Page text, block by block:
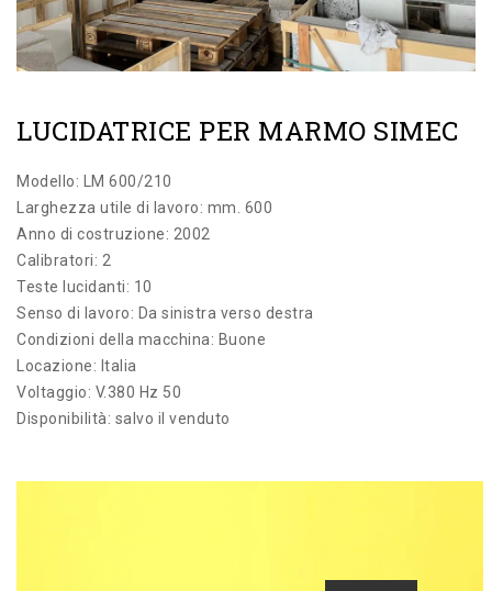
LUCIDATRICE PER MARMO SIMEC
Modello: LM 600/210
Larghezza utile di lavoro: mm. 600
Anno di costruzione: 2002
Calibratori: 2
Teste lucidanti: 10
Senso di lavoro: Da sinistra verso destra
Condizioni della macchina: Buone
Locazione: Italia
Voltaggio: V.380 Hz 50
Disponibilità: salvo il venduto